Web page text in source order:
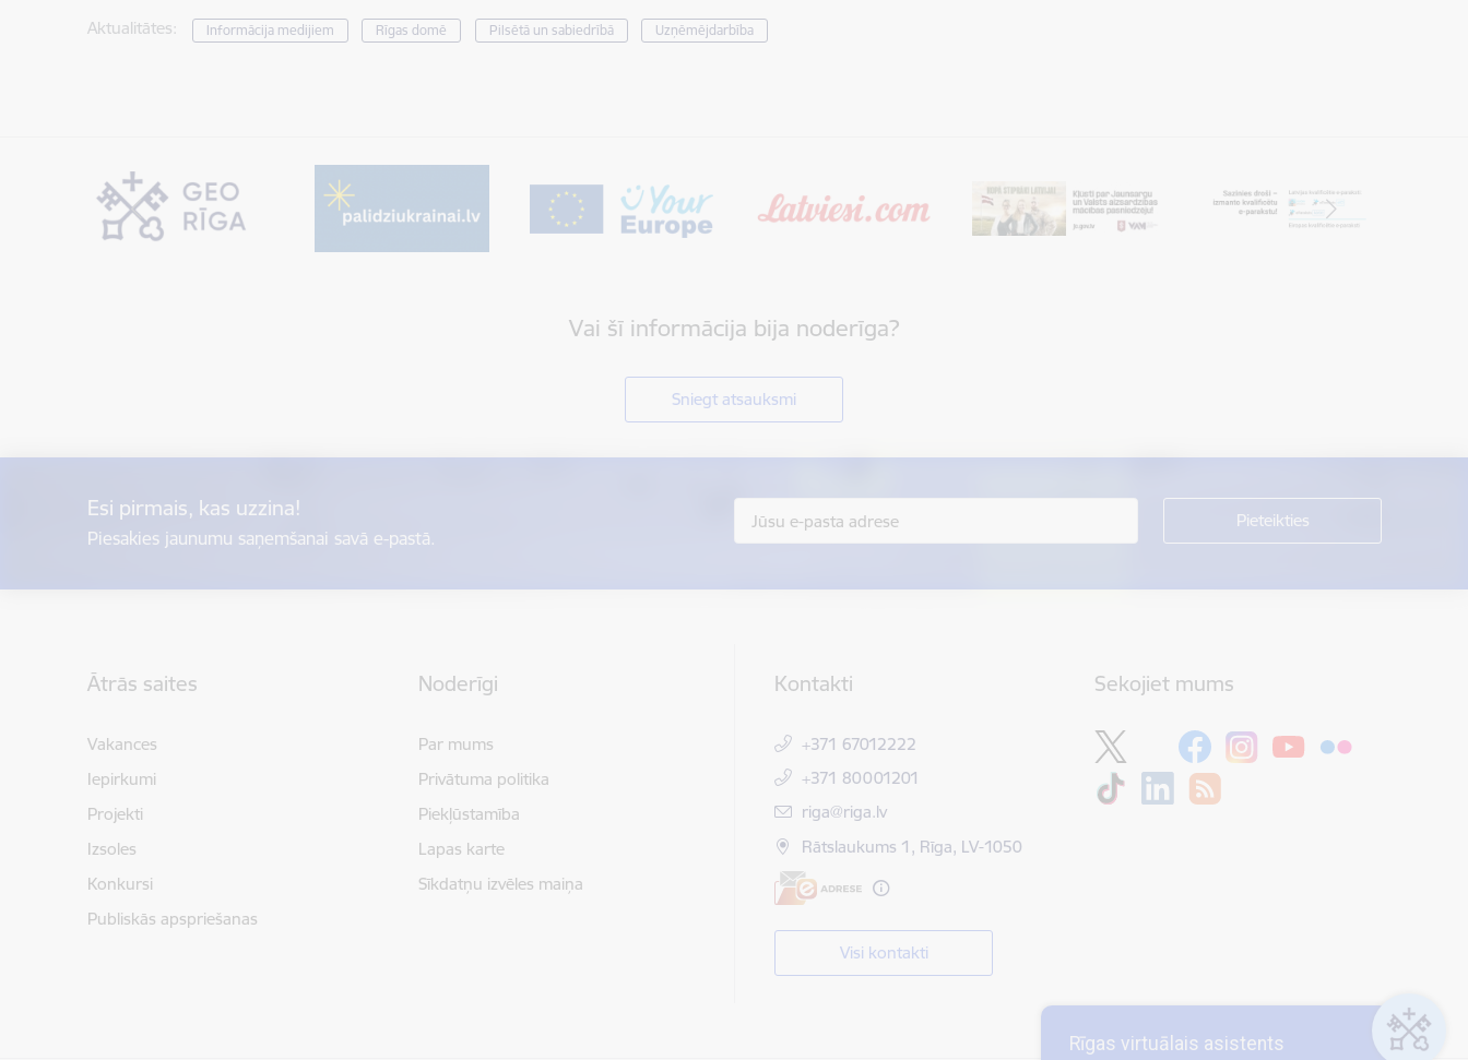
Aktualitātes: Informācija medijiem Rīgas domē Pilsētā un sabiedrībā Uzņēmējdarbība
Vai šī informācija bija noderīga?
Sniegt atsauksmi
Esi pirmais, kas uzzina!
Piesakies jaunumu saņemšanai savā e-pastā.
Ātrās saites
Vakances
Iepirkumi
Projekti
Izsoles
Konkursi
Publiskās apspriešanas
Noderīgi
Par mums
Privātuma politika
Piekļūstamība
Lapas karte
Sīkdatņu izvēles maiņa
Kontakti
+371 67012222
+371 80001201
E-pasts:
riga@riga.lv
Rātslaukums 1, Rīga, LV-1050
Visi kontakti
Sekojiet mums
Rīgas virtuālais asistents